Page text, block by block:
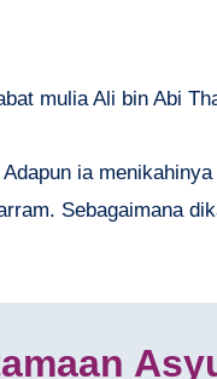
mulia Ali bin Abi
ia
Sebagaimana